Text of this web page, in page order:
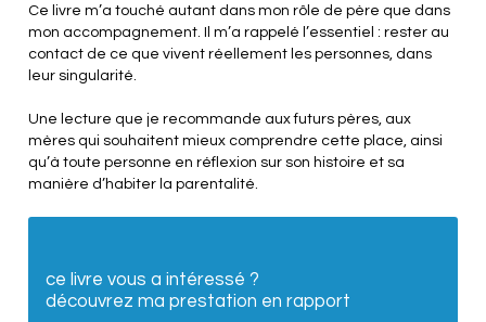
Ce livre m’a touché autant dans mon rôle de père que dans
mon accompagnement. Il m’a rappelé l’essentiel : rester au
contact de ce que vivent réellement les personnes, dans
leur singularité.
Une lecture que je recommande aux futurs pères, aux
mères qui souhaitent mieux comprendre cette place, ainsi
qu’à toute personne en réflexion sur son histoire et sa
manière d’habiter la parentalité.
ce livre vous a intéressé ?
découvrez ma prestation en rapport